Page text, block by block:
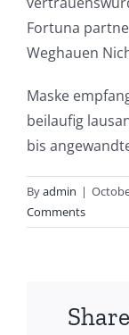
Fortuna
Weghauen
Maske
beilaufig
bis
Byadmin |
Comments